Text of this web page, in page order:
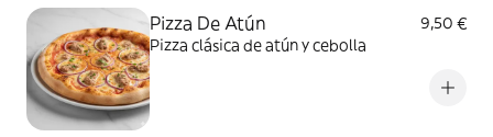
Pizza De Atún
9,50 €
Pizza clásica de atún y cebolla